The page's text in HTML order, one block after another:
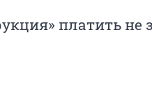
платить не